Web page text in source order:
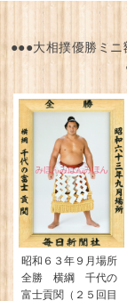
●●●大相撲優勝ミ
昭和６３年９月場所
全勝 横綱 千代の
富士貢関（２５回目